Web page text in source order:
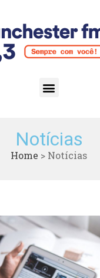
Notícias
Home > Notícias